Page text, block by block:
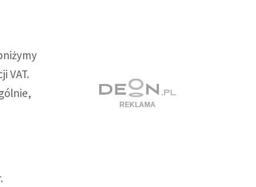
VAT.